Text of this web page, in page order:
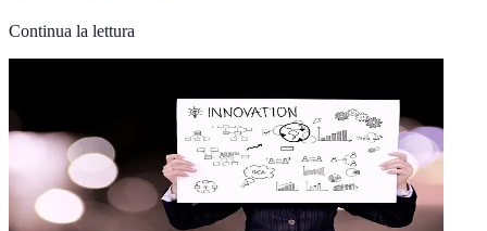
Continua la lettura